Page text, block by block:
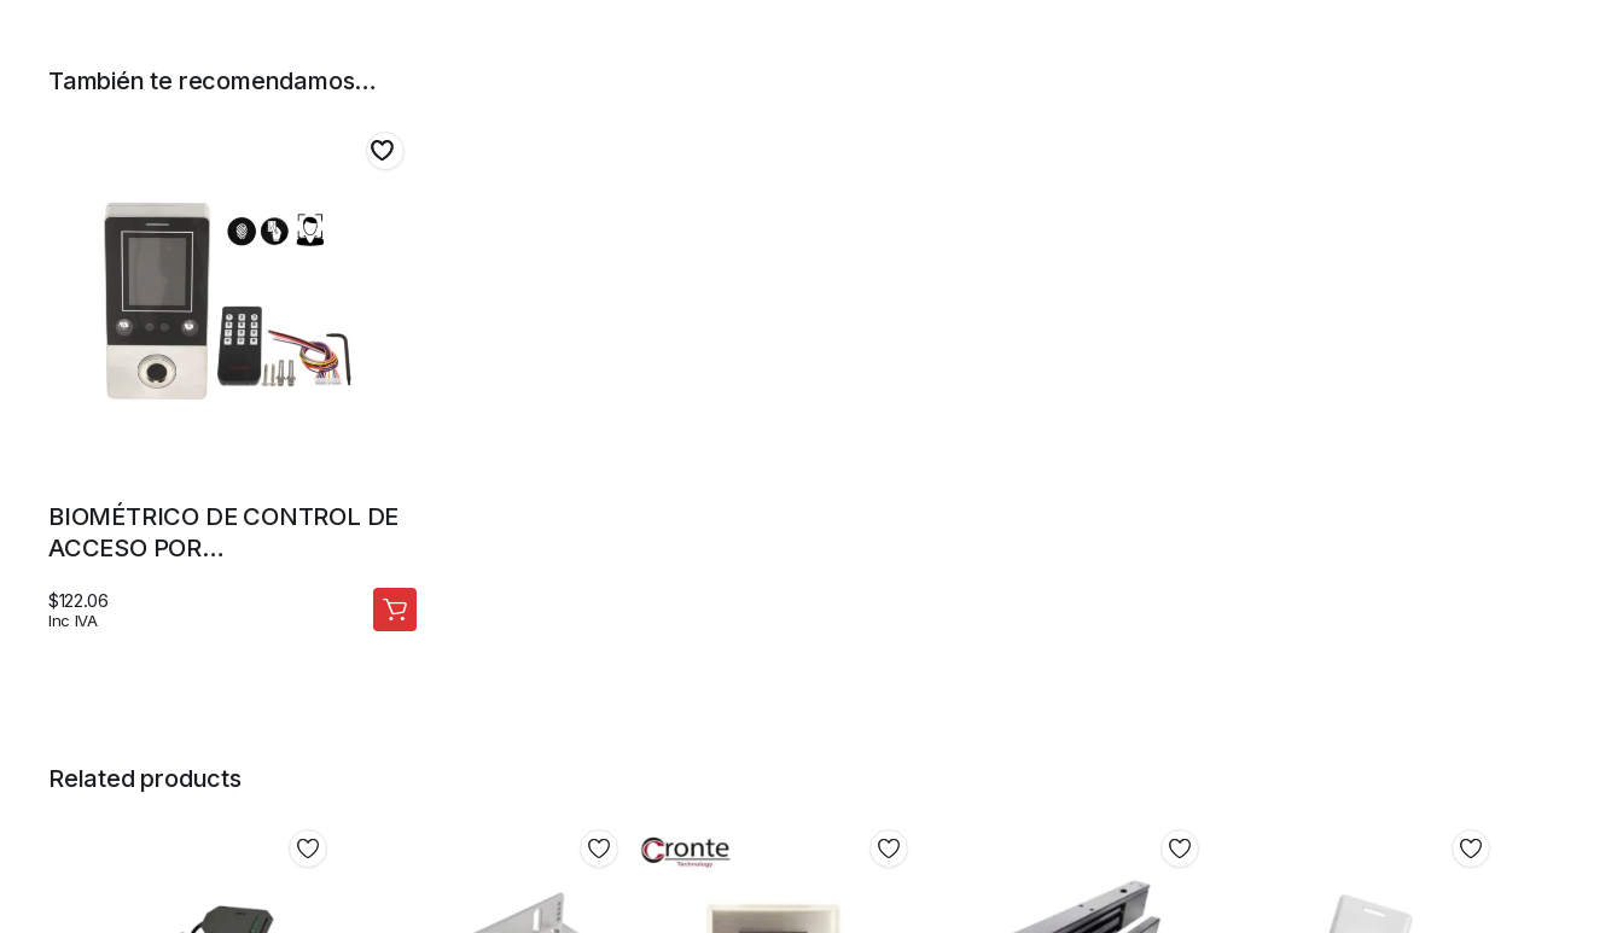
También te recomendamos…
BIOMÉTRICO DE CONTROL DE
ACCESO POR
HUELLA DACTILAR – KINUTEK
$122.06
Inc IVA
Related products